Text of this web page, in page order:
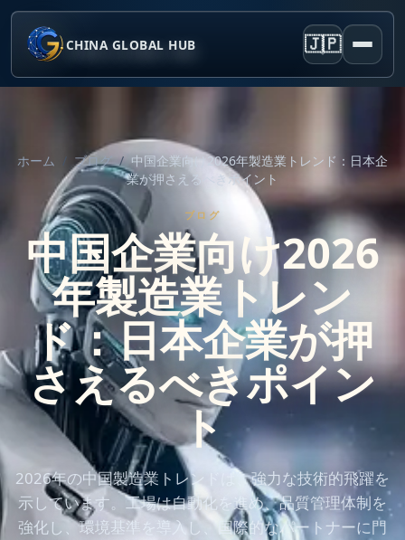
CHINA GLOBAL HUB 🇯🇵
ホーム / ブログ / 中国企業向け2026年製造業トレンド：日本企
業が押さえるべきポイント
ブログ
中国企業向け2026
年製造業トレン
ド：日本企業が押
さえるべきポイン
ト
2026年の中国製造業トレンドは、強力な技術的飛躍を
示しています。工場は自動化を進め、品質管理体制を
強化し、環境基準を導入し、国際的なパートナーに門